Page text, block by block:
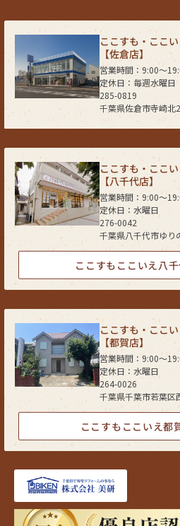
ここすも・ここ
【佐倉店】
285-0819
千葉県佐倉市寺崎北
営業時間：9:00〜
定休日：毎週水曜日
ここすも・ここい
【八千代店】
276-0042
千葉県八千代市ゆり
営業時間：9:00〜
定休日：水曜日
ここすもここいえ八
ここすも・ここい
【都賀店】
264-0026
千葉県千葉市若葉区
営業時間：9:00〜
定休日：水曜日
ここすもここいえ都